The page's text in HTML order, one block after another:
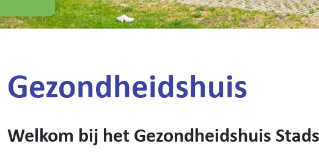
Gezondheidshuis
Welkom bij het Gezondheidshuis